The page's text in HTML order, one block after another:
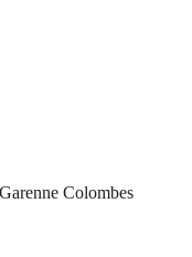
Colombes